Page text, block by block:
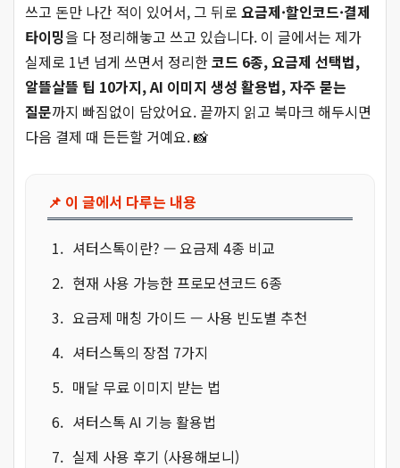
쓰고 돈만 나간 적이 있어서, 그 뒤로 요금제·할인코드·결제
타이밍을 다 정리해놓고 쓰고 있습니다. 이 글에서는 제가
실제로 1년 넘게 쓰면서 정리한코드 6종, 요금제 선택법,
알뜰살뜰 팁 10가지, AI 이미지 생성 활용법, 자주 묻는
질문까지 빠짐없이 담았어요. 끝까지 읽고 북마크 해두시면
다음 결제 때 든든할 거예요. 📸
📌 이 글에서 다루는 내용
셔터스톡이란? — 요금제 4종 비교
현재 사용 가능한 프로모션코드 6종
요금제 매칭 가이드 — 사용 빈도별 추천
셔터스톡의 장점 7가지
매달 무료 이미지 받는 법
셔터스톡 AI 기능 활용법
실제 사용 후기 (사용해보니)